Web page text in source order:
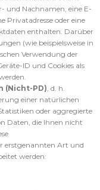
und Nachnamen, eine E-
Privatadresse oder eine
enthalten. Darüber
(wie beispielsweise in
Verwendung der
ID und Cookies als
(Nicht-PD), d. h.
einer natürlichen
oder aggregierte
Daten, die Ihnen nicht
erstgenannten Art und
werden: